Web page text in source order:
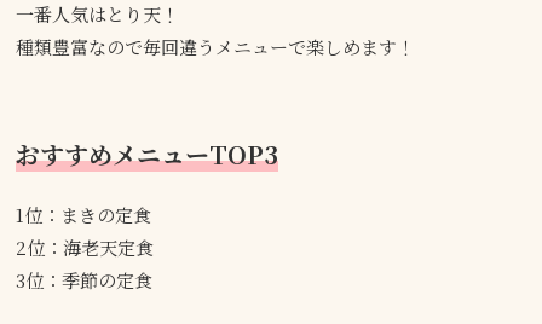
一番人気はとり天！
種類豊富なので毎回違うメニューで楽しめます！
おすすめメニューTOP3
1位：まきの定食
2位：海老天定食
3位：季節の定食